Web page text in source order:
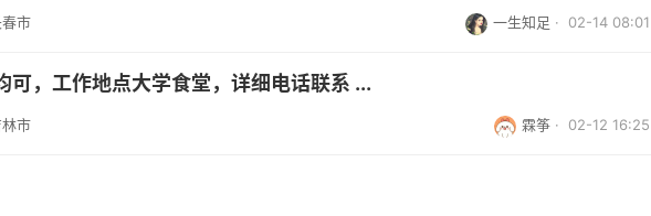
市 一生知足 · 02-14 08:01
可，工作地点大学食堂，详细电话联系 ...
市 霖筝 · 02-12 16:25